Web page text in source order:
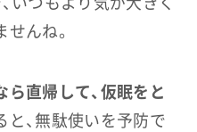
んね。
直帰して、仮眠をと
と、無駄使いを予防で